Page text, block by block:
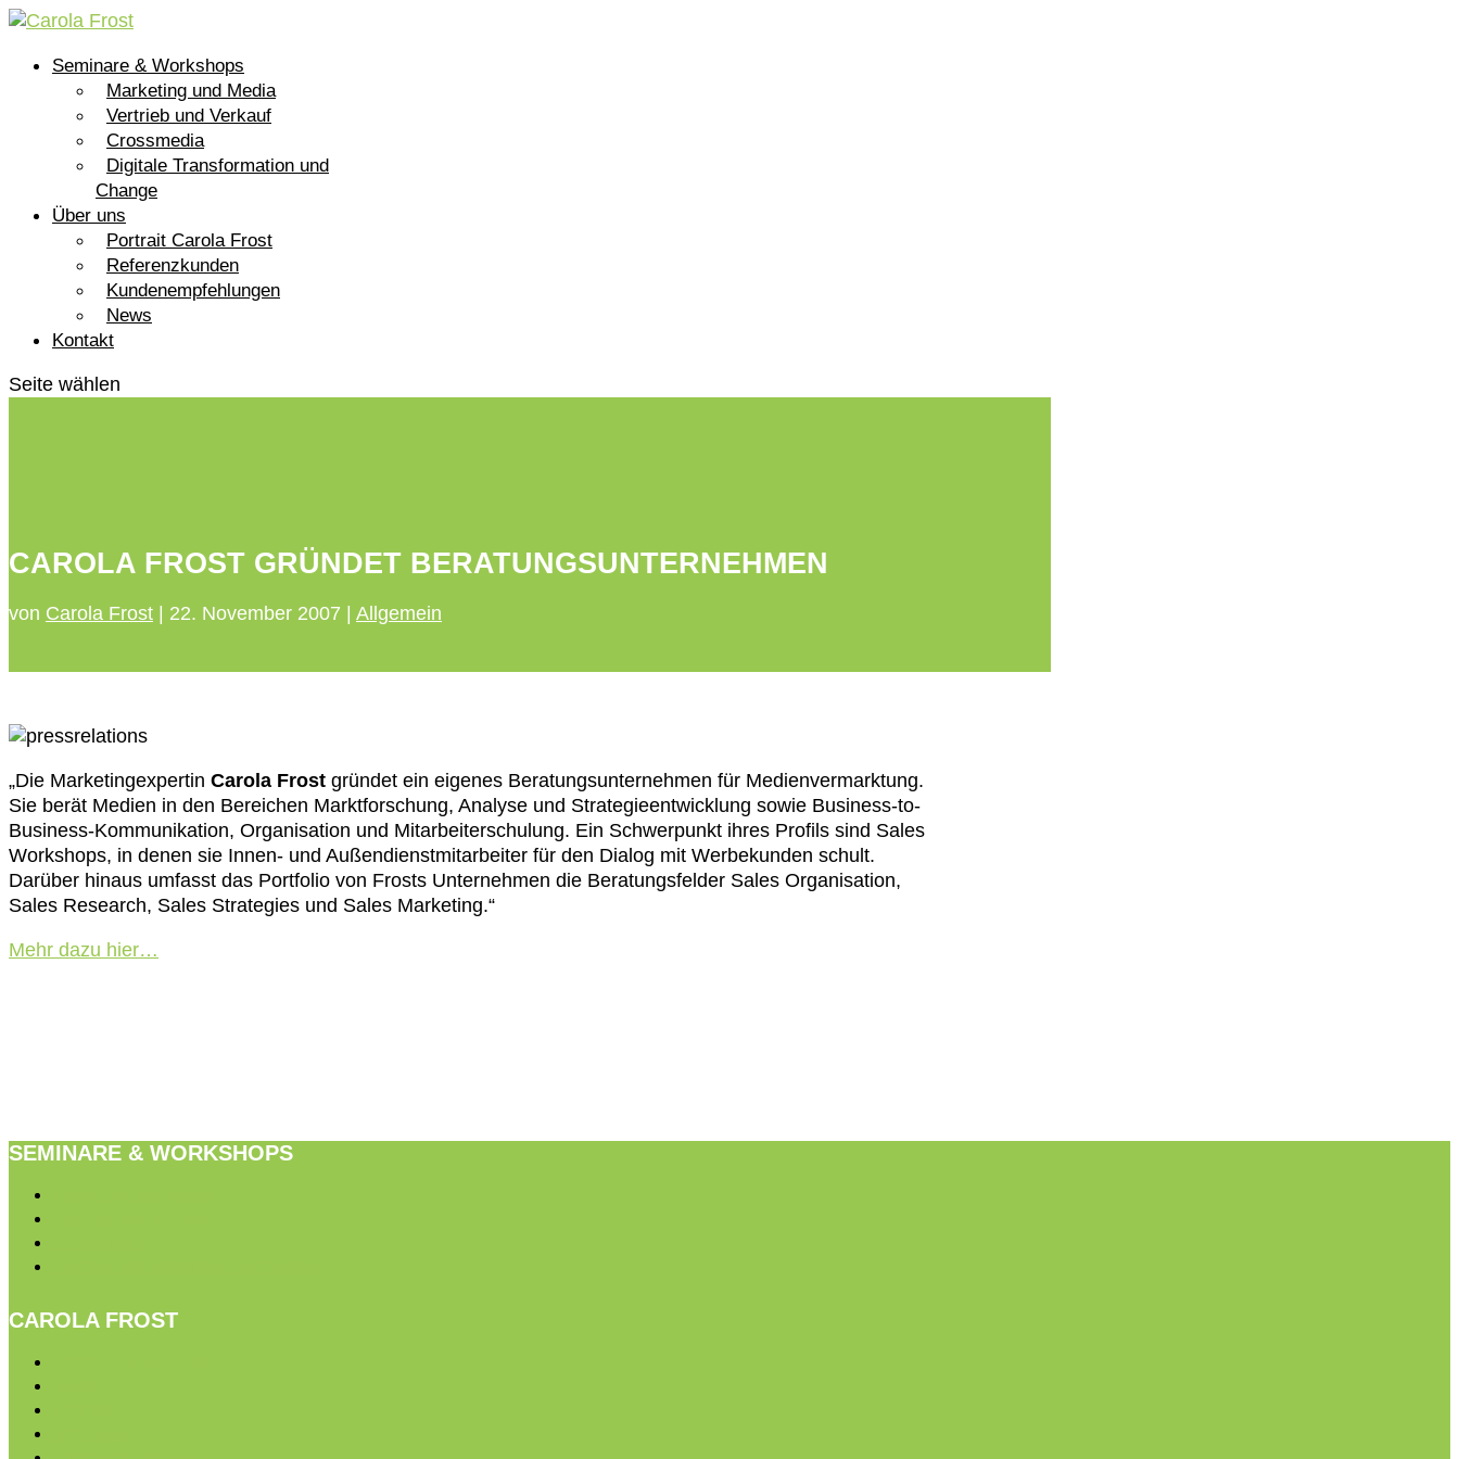
Seminare & Workshops
Marketing und Media
Vertrieb und Verkauf
Crossmedia
Digitale Transformation und
Change
Über uns
Portrait Carola Frost
Referenzkunden
Kundenempfehlungen
News
Kontakt
Seite wählen
CAROLA FROST GRÜNDET BERATUNGSUNTERNEHMEN
von Carola Frost | 22. November 2007 | Allgemein
„Die Marketingexpertin Carola Frost gründet ein eigenes Beratungsunternehmen für Medienvermarktung.
Sie berät Medien in den Bereichen Marktforschung, Analyse und Strategieentwicklung sowie Business-to-
Business-Kommunikation, Organisation und Mitarbeiterschulung. Ein Schwerpunkt ihres Profils sind Sales
Workshops, in denen sie Innen- und Außendienstmitarbeiter für den Dialog mit Werbekunden schult.
Darüber hinaus umfasst das Portfolio von Frosts Unternehmen die Beratungsfelder Sales Organisation,
Sales Research, Sales Strategies und Sales Marketing.“
Mehr dazu hier…
SEMINARE & WORKSHOPS
CAROLA FROST